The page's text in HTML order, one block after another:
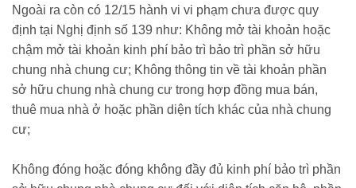
Ngoài ra còn có 12/15 hành vi vi phạm chưa được quy
định tại Nghị định số 139 như: Không mở tài khoản hoặc
chậm mở tài khoản kinh phí bảo trì bảo trì phần sở hữu
chung nhà chung cư; Không thông tin về tài khoản phần
sở hữu chung nhà chung cư trong hợp đồng mua bán,
thuê mua nhà ở hoặc phần diện tích khác của nhà chung
cư;
Không đóng hoặc đóng không đầy đủ kinh phí bảo trì phần